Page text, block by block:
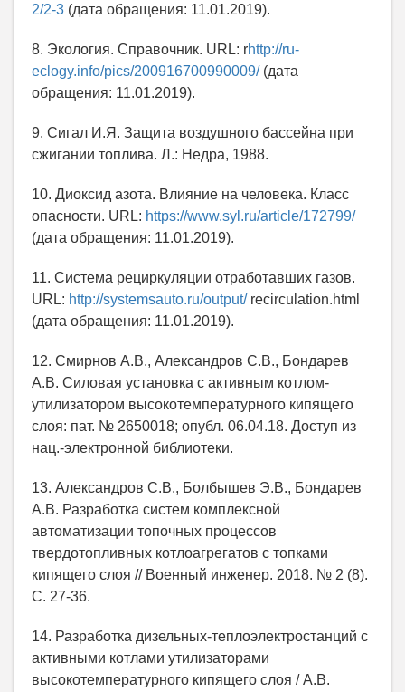
2/2-3 (дата обращения: 11.01.2019).
8. Экология. Справочник. URL: rhttp://ru-
eclogy.info/pics/200916700990009/(дата
обращения: 11.01.2019).
9. Сигал И.Я. Защита воздушного бассейна при
сжигании топлива. Л.: Недра, 1988.
10. Диоксид азота. Влияние на человека. Класс
опасности. URL: https://www.syl.ru/article/172799/
(дата обращения: 11.01.2019).
11. Система рециркуляции отработавших газов.
URL: http://systemsauto.ru/output/recirculation.html
(дата обращения: 11.01.2019).
12. Смирнов А.В., Александров С.В., Бондарев
А.В. Силовая установка с активным котлом-
утилизатором высокотемпературного кипящего
слоя: пат. № 2650018; опубл. 06.04.18. Доступ из
нац.-электронной библиотеки.
13. Александров С.В., Болбышев Э.В., Бондарев
А.В. Разработка систем комплексной
автоматизации топочных процессов
твердотопливных котлоагрегатов с топками
кипящего слоя // Военный инженер. 2018. № 2 (8).
С. 27-36.
14. Разработка дизельных-теплоэлектростанций с
активными котлами утилизаторами
высокотемпературного кипящего слоя / А.В.